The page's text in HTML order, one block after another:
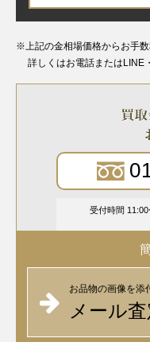
※上記の金相場価格からお手数
詳しくはお電話またはLINE
受付時間
お品物の画像を添
メール査